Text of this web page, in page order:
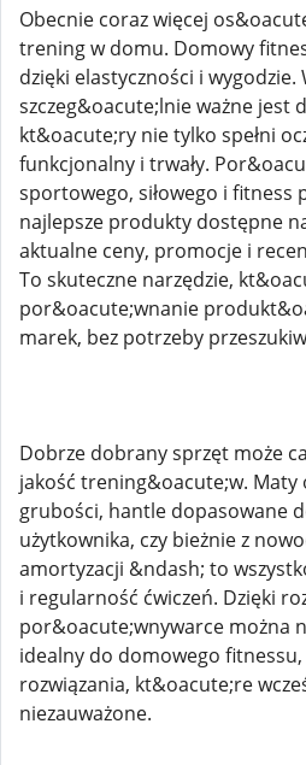
Obecnie coraz więcej
trening w domu. Domowy
dzięki elastyczności i
szczeg&oacute;lnie ważne jest
kt&oacute;ry nie tylko spełni
funkcjonalny i trwały.
sportowego, siłowego i fitness
najlepsze produkty dostępne
aktualne ceny, promocje i
To skuteczne narzędzie,
por&oacute;wnanie
marek, bez potrzeby
Dobrze dobrany sprzęt może
jakość trening&oacute;w.
grubości, hantle dopasowane
użytkownika, czy bieżnie z
amortyzacji &ndash; to
i regularność ćwiczeń. Dzięki
por&oacute;wnywarce można
idealny do domowego
rozwiązania, kt&oacute;re
niezauważone.